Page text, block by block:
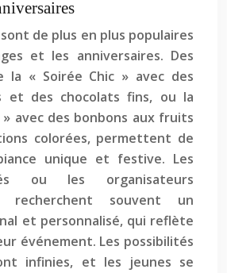
sont de plus en plus populaires
et les anniversaires. Des
la « Soirée Chic » avec des
et des chocolats fins, ou la
avec des bonbons aux fruits
colorées, permettent de
unique et festive. Les
ou les organisateurs
recherchent souvent un
et personnalisé, qui reflète
événement. Les possibilités
infinies, et les jeunes se